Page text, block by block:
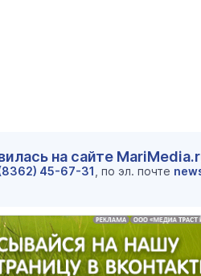
Как узнать на законных
кто собственник
на сайте
45-67-31 , по эл. почте